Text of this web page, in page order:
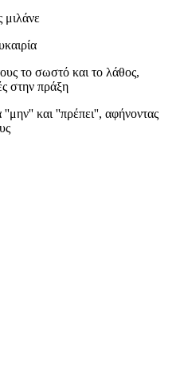
μιλάνε
το σωστό και το λάθος,
στην πράξη
και ''πρέπει'', αφήνοντας